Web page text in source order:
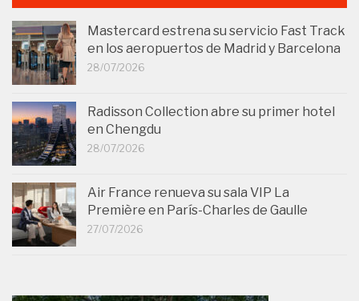
Mastercard estrena su servicio Fast Track
en los aeropuertos de Madrid y Barcelona
28/07/2026
Radisson Collection abre su primer hotel
en Chengdu
28/07/2026
Air France renueva su sala VIP La
Première en París-Charles de Gaulle
27/07/2026